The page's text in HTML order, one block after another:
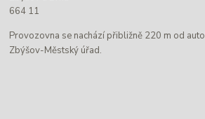
664 11
Provozovna se nachází přibližně 220 m od
Zbýšov-Městský úřad.